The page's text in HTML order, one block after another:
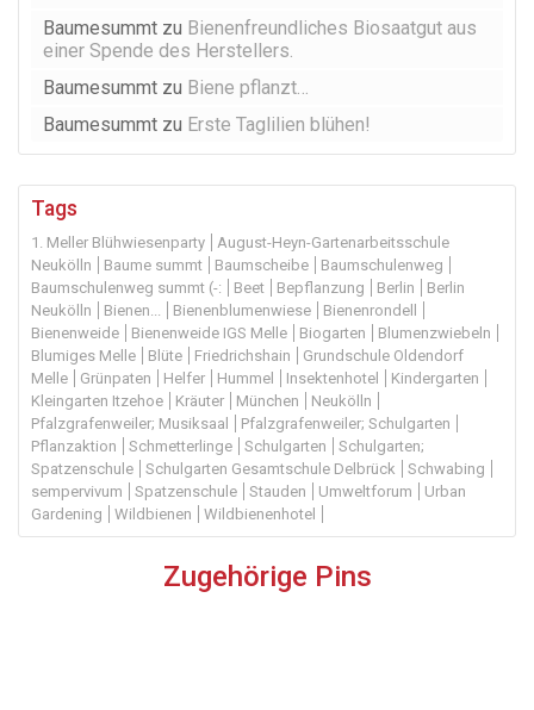
Baumesummt zu Bienenfreundliches Biosaatgut aus
einer Spende des Herstellers.
Baumesummt zu Biene pflanzt…
Baumesummt zu Erste Taglilien blühen!
Tags
1. Meller Blühwiesenparty
August-Heyn-Gartenarbeitsschule
Neukölln
Baume summt Baumscheibe
Baumschulenweg
Baumschulenweg summt (-:
Beet Bepflanzung Berlin
Berlin
Neukölln
Bienen... Bienenblumenwiese
Bienenrondell
Bienenweide
Bienenweide IGS Melle Biogarten
Blumenzwiebeln
Blumiges Melle
Blüte Friedrichshain
Grundschule Oldendorf
Melle
Grünpaten Helfer Hummel Insektenhotel
Kindergarten
Kleingarten Itzehoe
Kräuter München
Neukölln
Pfalzgrafenweiler; Musiksaal
Pfalzgrafenweiler; Schulgarten
Pflanzaktion
Schmetterlinge Schulgarten
Schulgarten;
Spatzenschule
Schulgarten Gesamtschule Delbrück
Schwabing
sempervivum
Spatzenschule Stauden Umweltforum
Urban
Gardening
Wildbienen Wildbienenhotel
Zugehörige Pins